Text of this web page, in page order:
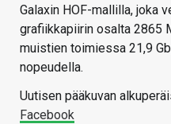
Galaxin HOF-mallilla, joka
grafiikkapiirin osalta 2865
muistien toimiessa 21,9
nopeudella.
Uutisen pääkuvan
Facebook